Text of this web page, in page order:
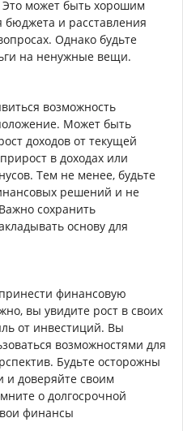
может быть хорошим
и расставления
Однако будьте
на ненужные вещи.
возможность
Может быть
доходов от текущей
в доходах или
Тем не менее, будьте
решений и не
сохранить
основу для
финансовую
вы увидите рост в своих
от инвестиций. Вы
возможностями для
Будьте осторожны
доверяйте своим
о долгосрочной
финансы